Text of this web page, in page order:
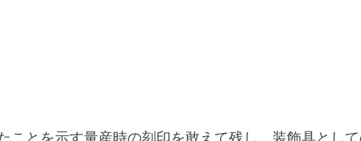
ことを示す量産時の刻印を敢えて残し、装飾具とし